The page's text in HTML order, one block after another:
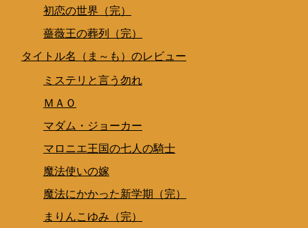
初恋の世界（完）
薔薇王の葬列（完）
タイトル名（ま～も）のレビュー
ミステリと言う勿れ
ＭＡＯ
マダム・ジョーカー
マロニエ王国の七人の騎士
魔法使いの嫁
魔法にかかった新学期（完）
まりんこゆみ（完）